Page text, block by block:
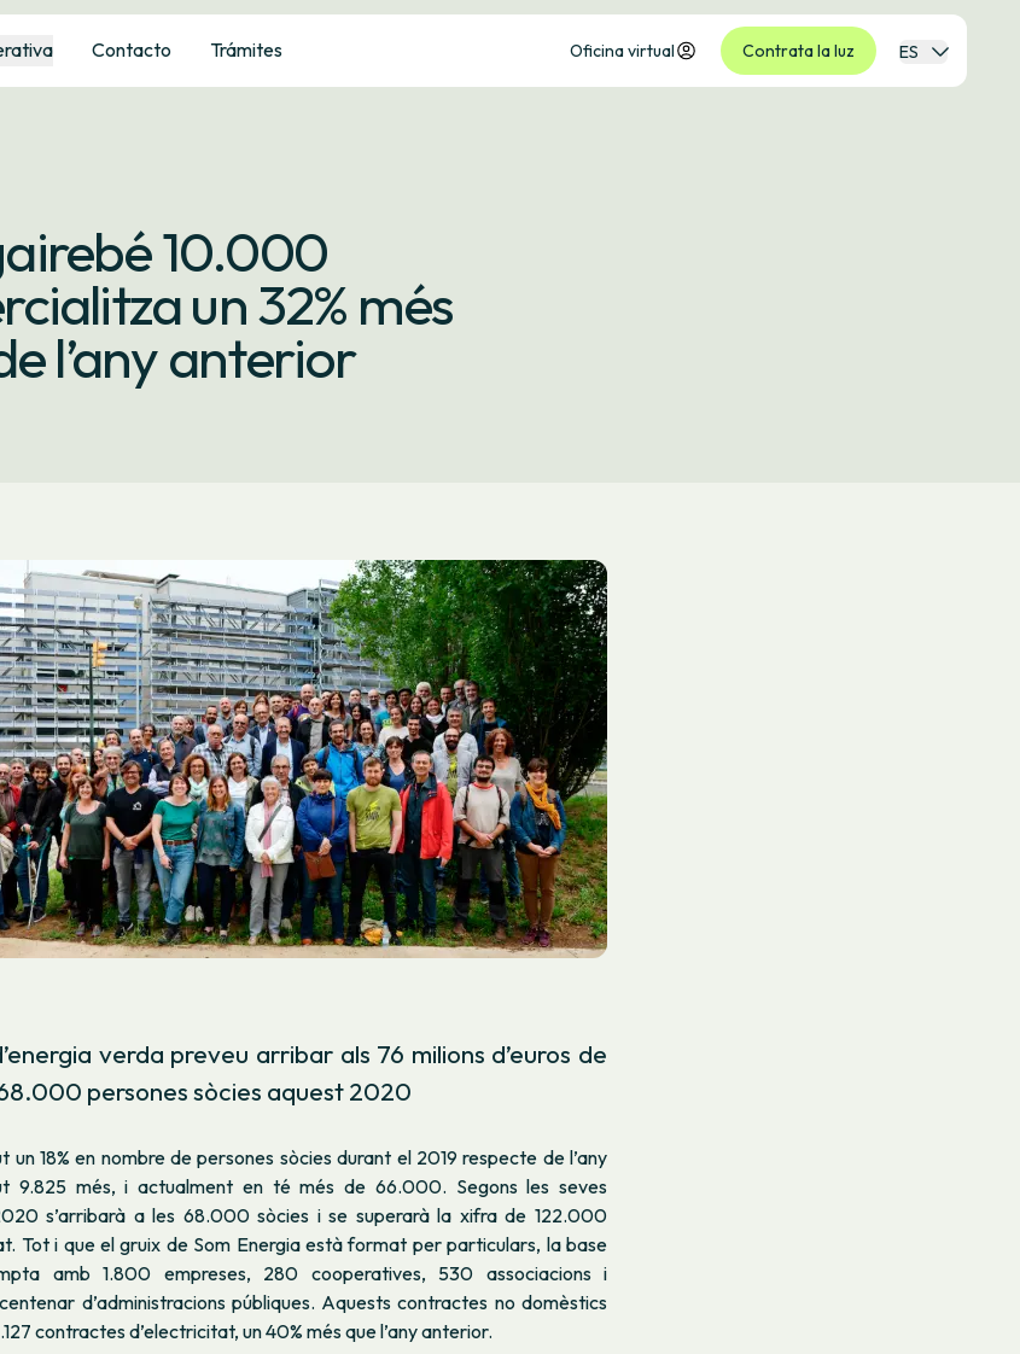
Contacto Trámites Oficina virtual Contrata la luz ES
10.000
un 32% més
l’any anterior
verda preveu arribar als 76 milions d’euros de
persones sòcies aquest 2020
un 18% en nombre de persones sòcies durant el 2019 respecte de l’any
9.825 més, i actualment en té més de 66.000. Segons les seves
s’arribarà a les 68.000 sòcies i se superarà la xifra de 122.000
Tot i que el gruix de Som Energia està format per particulars, la base
amb 1.800 empreses, 280 cooperatives, 530 associacions i
d’administracions públiques. Aquests contractes no domèstics
contractes d’electricitat, un 40% més que l’any anterior.